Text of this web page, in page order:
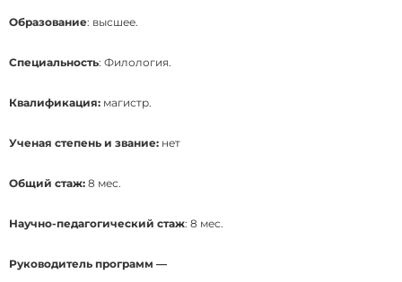
Образование: высшее.
Специальность: Филология.
Квалификация: магистр.
Ученая степень и звание: нет
Общий стаж: 8 мес.
Научно-педагогический стаж: 8 мес.
Руководитель программ —